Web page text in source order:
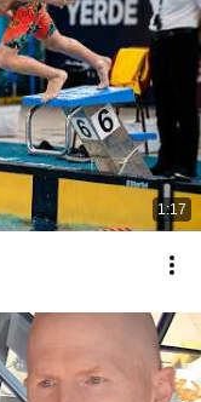
1:17